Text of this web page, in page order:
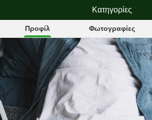
babysmoah
Προφίλ Φωτογραφίες
Κατηγορίες